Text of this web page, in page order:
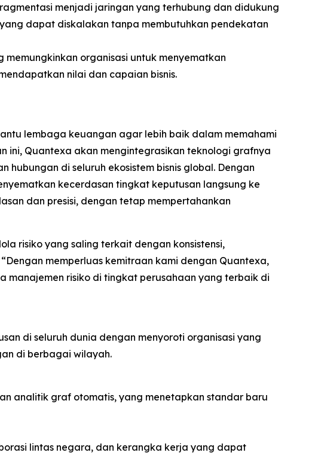
menjadi jaringan yang terhubung dan didukung
dapat diskalakan tanpa membutuhkan pendekatan
memungkinkan organisasi untuk menyematkan
nilai dan capaian bisnis.
lembaga keuangan agar lebih baik dalam memahami
ini, Quantexa akan mengintegrasikan teknologi grafnya
di seluruh ekosistem bisnis global. Dengan
kecerdasan tingkat keputusan langsung ke
dan presisi, dengan tetap mempertahankan
risiko yang saling terkait dengan konsistensi,
memperluas kemitraan kami dengan Quantexa,
manajemen risiko di tingkat perusahaan yang terbaik di
di seluruh dunia dengan menyoroti organisasi yang
di berbagai wilayah.
analitik graf otomatis, yang menetapkan standar baru
lintas negara, dan kerangka kerja yang dapat